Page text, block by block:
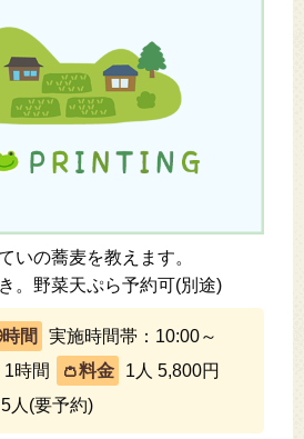
いの蕎麦を教えます。
。野菜天ぷら予約可(別途)
実施時間帯：10:00～
時間
1人 5,800円
人(要予約)